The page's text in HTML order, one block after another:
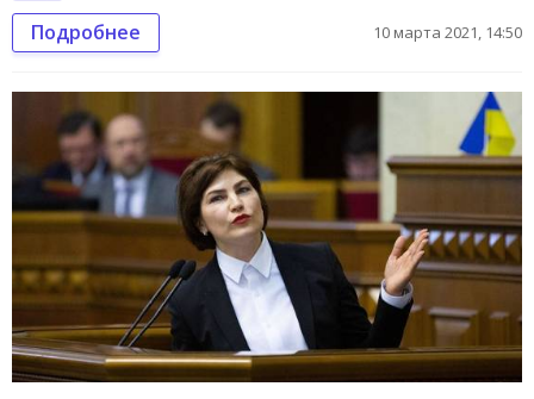
Подробнее 10 марта 2021, 14:50